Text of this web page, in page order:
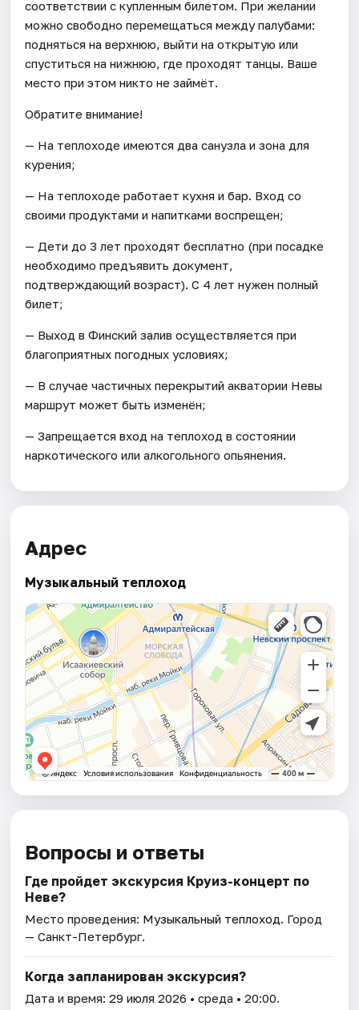
соответствии с купленным билетом. При желании
можно свободно перемещаться между палубами:
подняться на верхнюю, выйти на открытую или
спуститься на нижнюю, где проходят танцы. Ваше
место при этом никто не займёт.
Обратите внимание!
— На теплоходе имеются два санузла и зона для
курения;
— На теплоходе работает кухня и бар. Вход со
своими продуктами и напитками воспрещен;
— Дети до 3 лет проходят бесплатно (при посадке
необходимо предъявить документ,
подтверждающий возраст). С 4 лет нужен полный
билет;
— Выход в Финский залив осуществляется при
благоприятных погодных условиях;
— В случае частичных перекрытий акватории Невы
маршрут может быть изменён;
— Запрещается вход на теплоход в состоянии
наркотического или алкогольного опьянения.
Адрес
Музыкальный теплоход
Вопросы и ответы
Где пройдет экскурсия Круиз-концерт по
Неве?
Место проведения: Музыкальный теплоход. Город
— Санкт-Петербург.
Когда запланирован экскурсия?
Дата и время:29 июля 2026 • среда • 20:00.